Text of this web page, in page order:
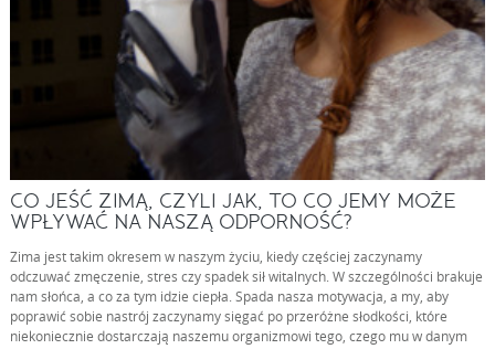
CO JEŚĆ ZIMĄ, CZYLI JAK, TO CO JEMY MOŻE
WPŁYWAĆ NA NASZĄ ODPORNOŚĆ?
Zima jest takim okresem w naszym życiu, kiedy częściej zaczynamy
odczuwać zmęczenie, stres czy spadek sił witalnych. W szczególności brakuje
nam słońca, a co za tym idzie ciepła. Spada nasza motywacja, a my, aby
poprawić sobie nastrój zaczynamy sięgać po przeróżne słodkości, które
niekoniecznie dostarczają naszemu organizmowi tego, czego mu w danym